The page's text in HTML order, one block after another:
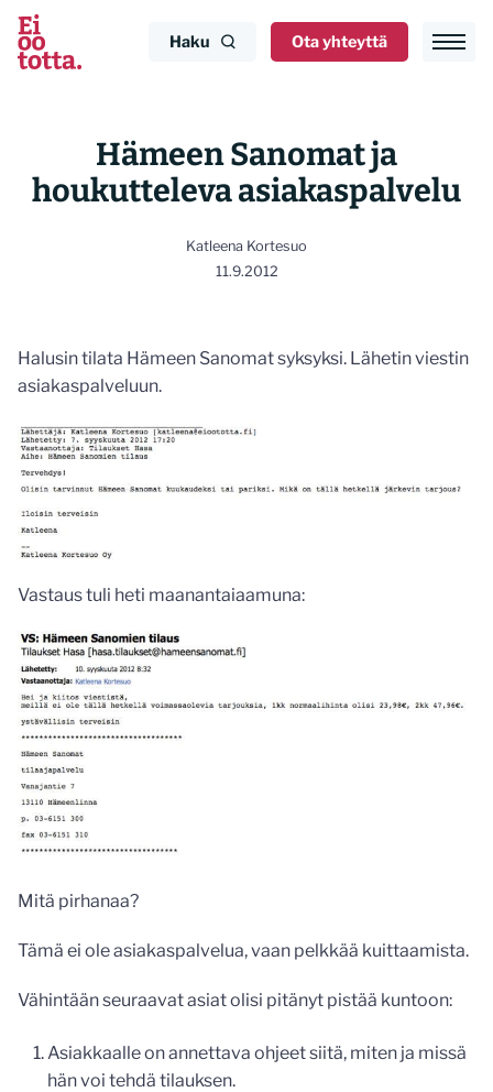
Siirry
sisältöön
Haku Ota yhteyttä
Hämeen Sanomat ja
houkutteleva asiakaspalvelu
Katleena Kortesuo
11.9.2012
Halusin tilata Hämeen Sanomat syksyksi. Lähetin viestin
asiakaspalveluun.
Vastaus tuli heti maanantaiaamuna:
Mitä pirhanaa?
Tämä ei ole asiakaspalvelua, vaan pelkkää kuittaamista.
Vähintään seuraavat asiat olisi pitänyt pistää kuntoon:
Asiakkaalle on annettava ohjeet siitä, miten ja missä
hän voi tehdä tilauksen.